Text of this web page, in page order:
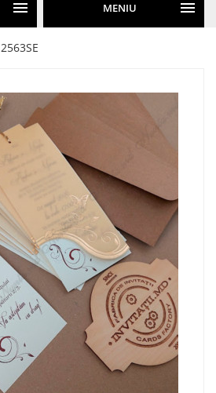
MENIU
2563SE